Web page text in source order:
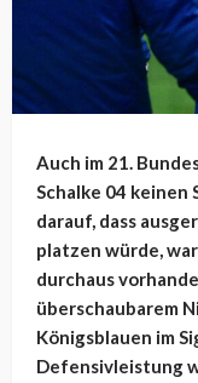
Auch im 21.
Schalke 04
darauf, dass
platzen würde,
durchaus
überschaubarem
Königsblauen im
Defensivleistung